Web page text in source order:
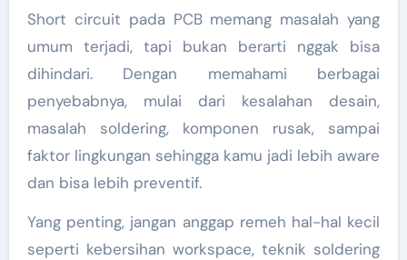
Short circuit pada PCB memang masalah yang
umum terjadi, tapi bukan berarti nggak bisa
dihindari. Dengan memahami berbagai
penyebabnya, mulai dari kesalahan desain,
masalah soldering, komponen rusak, sampai
faktor lingkungan sehingga kamu jadi lebih aware
dan bisa lebih preventif.
Yang penting, jangan anggap remeh hal-hal kecil
seperti kebersihan workspace, teknik soldering